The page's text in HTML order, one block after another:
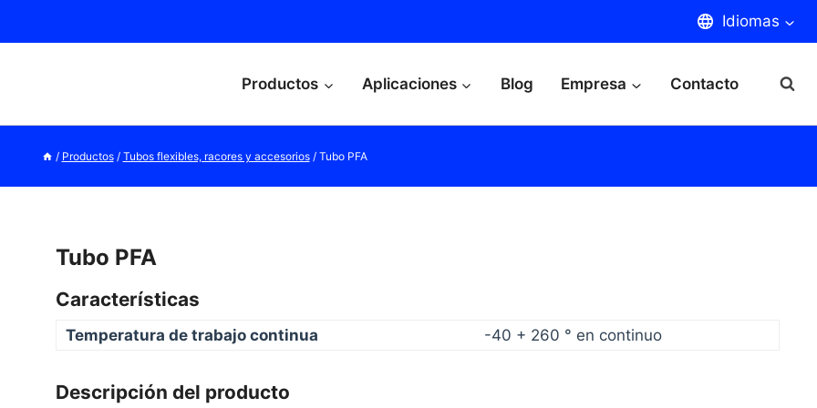
Idiomas
Productos Aplicaciones Blog Empresa Contacto
/ Productos / Tubos flexibles, racores y accesorios / Tubo PFA
Tubo PFA
Características
Temperatura de trabajo continua -40 + 260 ° en continuo
Descripción del producto